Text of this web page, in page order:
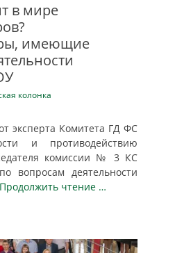
в мире
имеющие
колонка
эксперта Комитета ГД ФС
и противодействию
комиссии № 3 КС
вопросам деятельности
чтение …